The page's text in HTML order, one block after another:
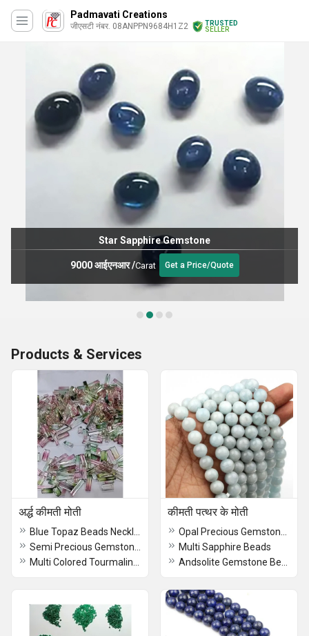
Padmavati Creations
जीएसटी नंबर. 08ANPPN9684H1Z2
TRUSTED
SELLER
Star Sapphire Gemstone
9000 आईएनआर/Carat Get a Price/Quote
Products & Services
अर्द्ध कीमती मोती कीमती पत्थर के मोती
Multi Sapphire Beads